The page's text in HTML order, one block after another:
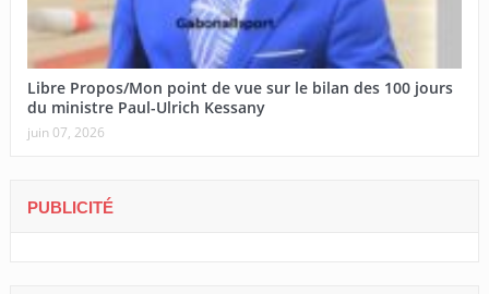
Libre Propos/Mon point de vue sur le bilan des 100 jours
du ministre Paul-Ulrich Kessany
juin 07, 2026
PUBLICITÉ